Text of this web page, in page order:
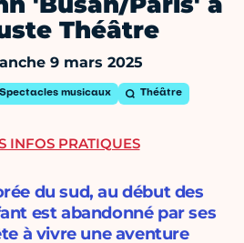
Théâtre
9 mars 2025
Spectacles musicaux Théâtre
du sud, au début des
est abandonné par ses
à vivre une aventure
INFOS PRATIQUES